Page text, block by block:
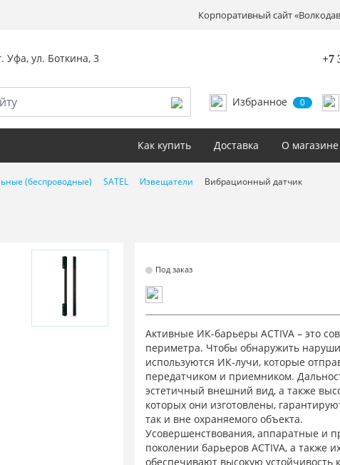
Корпоративный сайт
Уфа, ул. Боткина, 3
Избранное 0
+7
Как купить Доставка О магазине
(беспроводные) SATEL Извещатели Вибрационный датчик
Под заказ
Активные ИК-барьеры ACTIVA – это
периметра. Чтобы обнаружить
используются ИК-лучи, которые
передатчиком и приемником.
эстетичный внешний вид, а также
которых они изготовлены,
так и вне охраняемого объекта.
Усовершенствования, аппаратные и
поколении барьеров ACTIVA, а также
обеспечивают высокую